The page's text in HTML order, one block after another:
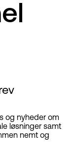
og nyheder om
løsninger samt
nemt og